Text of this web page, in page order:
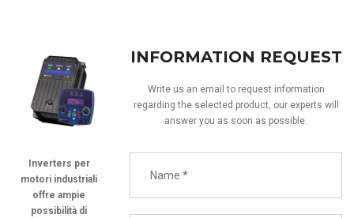
Inverters per
motori industriali
offre ampie
possibilità di
INFORMATION REQUEST
Write us an email to request information
regarding the selected product, our experts will
answer you as soon as possible.